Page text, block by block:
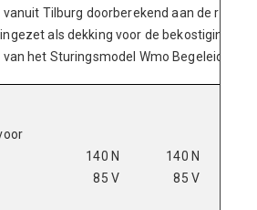
Tilburg doorberekend aan de
als dekking voor de bekostiging van
het Sturingsmodel Wmo Begeleiding.
140 N
85 V
140 N
85 V